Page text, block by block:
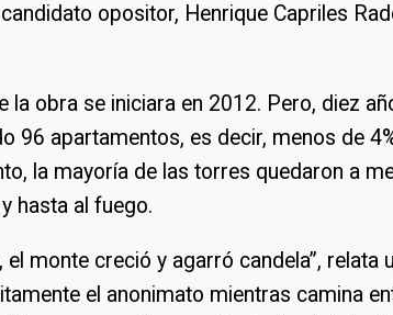
opositor, Henrique Capriles
la obra se iniciara en 2012. Pero, diez
96 apartamentos, es decir, menos de
la mayoría de las torres quedaron a
hasta al fuego.
monte creció y agarró candela”, relata
el anonimato mientras camina